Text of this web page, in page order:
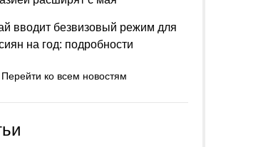
вводит безвизовый режим для
на год: подробности
Перейти ко всем новостям